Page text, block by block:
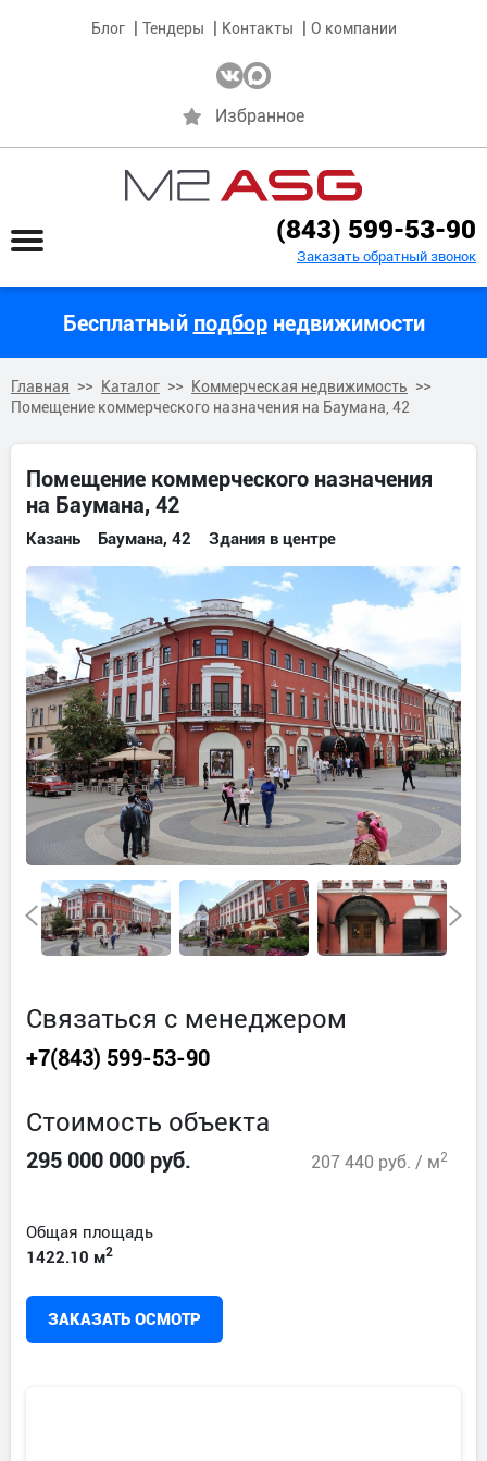
Блог Тендеры Контакты О компании
Избранное
(843) 599-53-90
Заказать обратный звонок
Бесплатный подборнедвижимости
Главная Каталог
Коммерческая недвижимость
Помещение коммерческого назначения на Баумана, 42
Помещение коммерческого назначения
на Баумана, 42
Казань Баумана, 42 Здания в центре
Связаться с менеджером
+7(843) 599-53-90
Cтоимость объекта
295 000 000 руб. 207 440 руб. / м2
Общая площадь
1422.10 м2
ЗАКАЗАТЬ ОСМОТР